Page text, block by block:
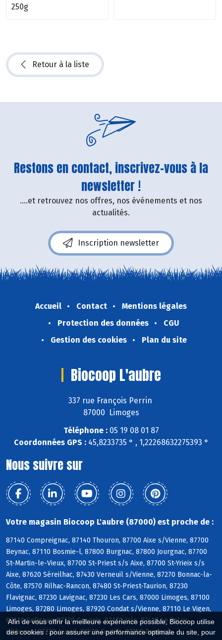
Afin de vous offrir la meilleure expérience possible, Biocoop utilise
des cookies : pour assurer une performance optimale du site, pour
250g
Retour à la liste
Restons en contact, inscrivez-vous à la
newsletter !
....et retrouvez nos offres, nos événements et nos
actualités.
Inscription newsletter
Accueil Contact
Mentions légales
Protection des données
CGU
Gestion des cookies
Plan du site
Biocoop L'aubre
337 rue François Perrin
87000 Limoges
Téléphone :05 19 08 01 87
Coordonnées GPS :45,8233735 ° , 1,22268632275393 °
Nous suivre sur
Votre magasin Biocoop L'aubre (87000) est proche de :
87140 Compreignac, 87140 Thouron, 87700 Aixe s/Vienne, 87700
Beynac, 87110 Bosmie-l, 87800 Burgnac, 87800 Jourgnac, 87700
St-Martin-le-Vieux, 87700 St-Priest s/s Aixe, 87700 St-Yrieix s/s
Aixe, 87620 Séreilhac, 87430 Verneuil s/Vienne, 87270 Bonnac-la-
Côte, 87570 Rilhac-Rancon, 87480 St-Priest-Taurion, 87230
Flavignac, 87230 Lavignac, 87230 Les Cars, 87000 Limoges, 87100
Limoges, 87280 Limoges, 87920 Condat s/Vienne, 87110 Le Vigen,
87110 Solignac, 87270 Couzeix, 87170 Isle, 87410 Le Palais
s/Vienne, 87220 Aureil, 87220 Feytiat, 87350 Panazol